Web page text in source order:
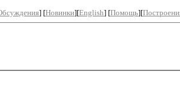
] [Новинки][English] [Помощь][